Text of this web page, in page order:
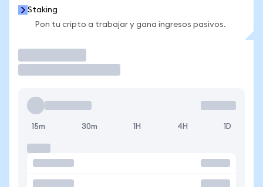
Staking
Pon tu cripto a trabajar y gana ingresos pasivos.
15m 30m 1H 4H 1D